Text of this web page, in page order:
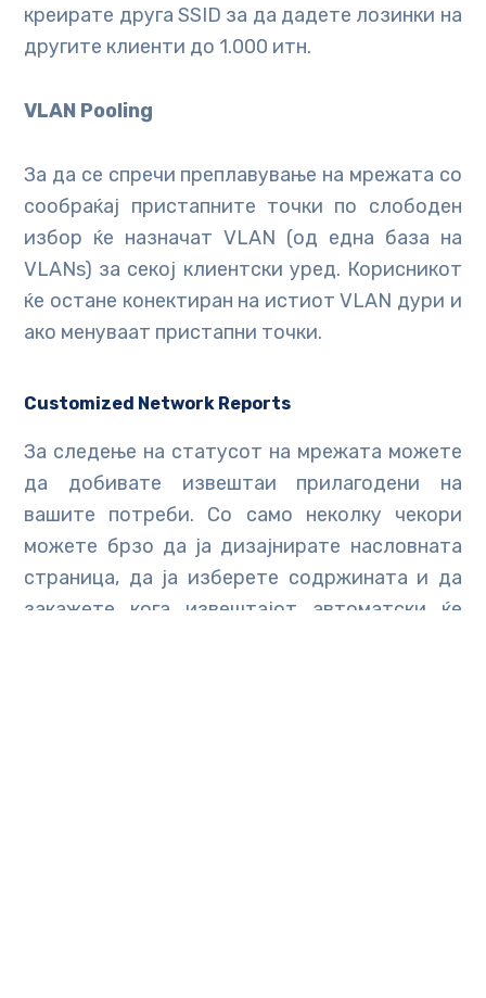
креирате друга SSID за да дадете лозинки на
другите клиенти до 1.000 итн.
VLAN Pooling
За да се спречи преплавување на мрежата со
сообраќај пристапните точки по слободен
избор ќе назначат VLAN (од една база на
VLANs) за секој клиентски уред. Корисникот
ќе остане конектиран на истиот VLAN дури и
ако менуваат пристапни точки.
Customized Network Reports
За следење на статусот на мрежата можете
да добивате извештаи прилагодени на
вашите потреби. Со само неколку чекори
можете брзо да ја дизајнирате насловната
страница, да ја изберете содржината и да
закажете кога извештајот автоматски ќе